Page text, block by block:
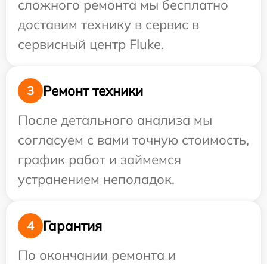
сложного ремонта мы бесплатно
доставим технику в сервис в
сервисный центр Fluke.
3
Ремонт техники
После детального анализа мы
согласуем с вами точную стоимость,
график работ и займемся
устранением неполадок.
4
Гарантия
По окончании ремонта и